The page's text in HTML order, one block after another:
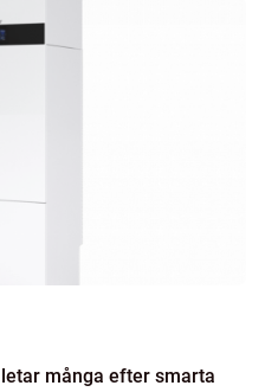
många efter smarta